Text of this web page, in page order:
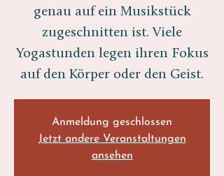
genau auf ein Musikstück
zugeschnitten ist. Viele
Yogastunden legen ihren Fokus
auf den Körper oder den Geist.
Anmeldung geschlossen
Jetzt andere Veranstaltungen
ansehen